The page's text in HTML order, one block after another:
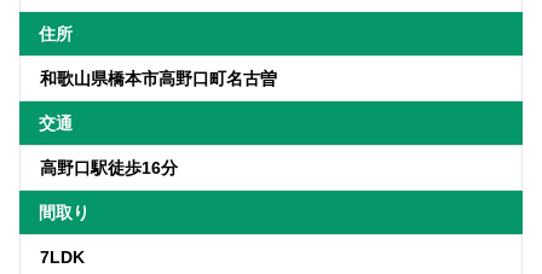
住所
和歌山県橋本市高野口町名古曽
交通
高野口駅徒歩16分
間取り
7LDK